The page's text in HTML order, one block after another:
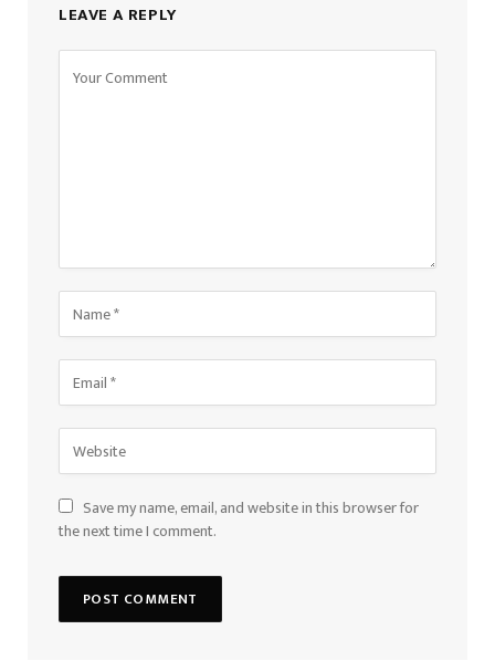
LEAVE A REPLY
Save my name, email, and website in this browser for
the next time I comment.